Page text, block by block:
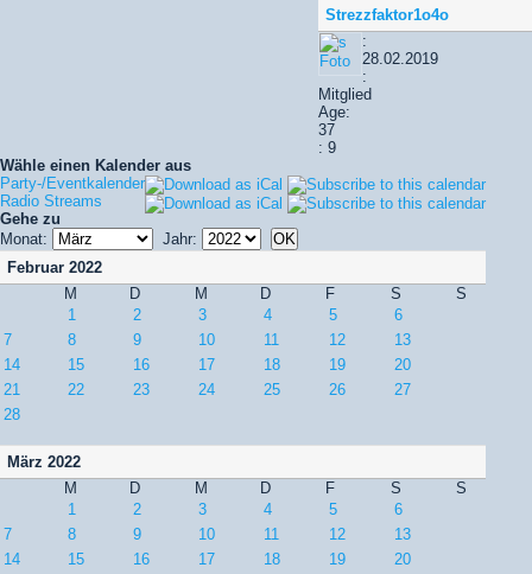
Strezzfaktor1o4o
:
28.02.2019
:
Mitglied
Age:
37
: 9
Wähle einen Kalender aus
Party-/Eventkalender
Radio Streams
Gehe zu
Monat:
Jahr:
Februar 2022
M
D M D F S
S
1
2 3 4 5
6
7
8 9 10 11 12
13
14
15 16 17 18 19
20
21
22 23 24 25 26
27
28
März 2022
M
D M D F S
S
1
2 3 4 5
6
7
8 9 10 11 12
13
14
15 16 17 18 19 20